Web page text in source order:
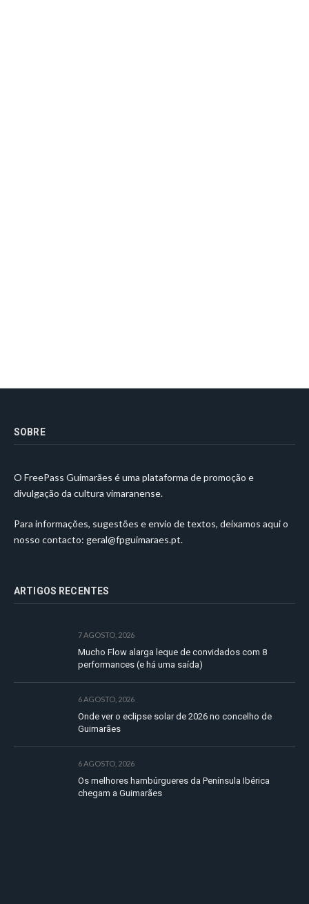
SOBRE
O FreePass Guimarães é uma plataforma de promoção e
divulgação da cultura vimaranense.
Para informações, sugestões e envio de textos, deixamos aqui o
nosso contacto: geral@fpguimaraes.pt.
ARTIGOS RECENTES
7 AGOSTO, 2026
Mucho Flow alarga leque de convidados com 8
performances (e há uma saída)
6 AGOSTO, 2026
Onde ver o eclipse solar de 2026 no concelho de
Guimarães
6 AGOSTO, 2026
Os melhores hambúrgueres da Península Ibérica
chegam a Guimarães